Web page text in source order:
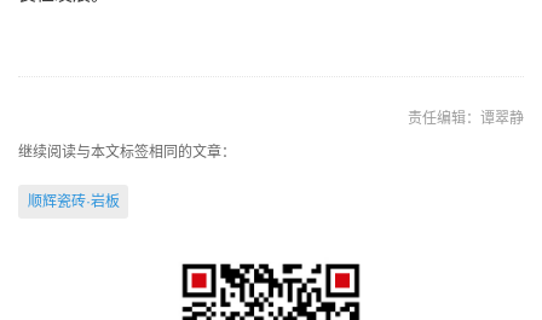
责任编辑：谭翠静
继续阅读与本文标签相同的文章：
顺辉瓷砖·岩板